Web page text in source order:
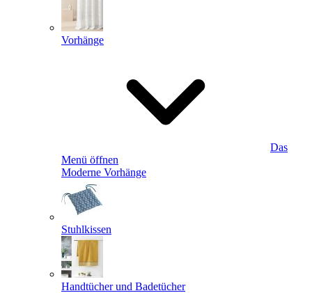
Vorhänge
Das
Menü öffnen
Moderne Vorhänge
Stuhlkissen
Handtücher und Badetücher